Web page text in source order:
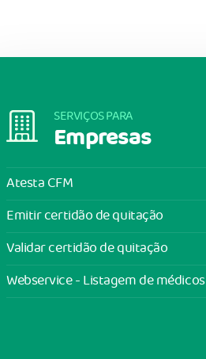
SERVIÇOS PARA
Empresas
Atesta CFM
Emitir certidão de quitação
Validar certidão de quitação
Webservice - Listagem de médicos